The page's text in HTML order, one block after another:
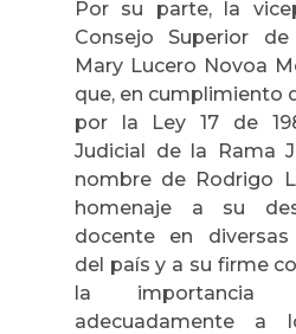
Por su parte, la
Consejo Superior
Mary Lucero Novoa
que, en cumplimiento
por la Ley 17 de
Judicial de la Rama
nombre de Rodrigo
homenaje a su
docente en diversas
del país y a su firme
la importancia
adecuadamente a